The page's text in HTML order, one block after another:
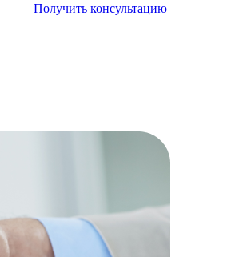
Получить консультацию